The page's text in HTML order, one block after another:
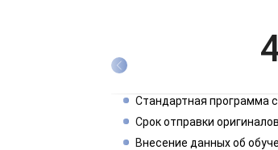
Стандартная программа
Срок отправки
Внесение данных об